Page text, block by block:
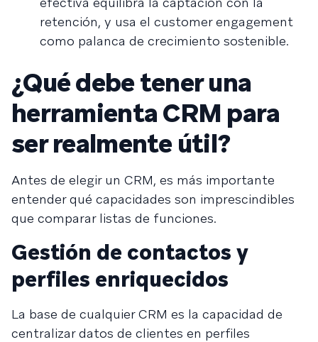
retención, y usa el customer engagement
como palanca de crecimiento sostenible.
¿Qué debe tener una
herramienta CRM para
ser realmente útil?
Antes de elegir un CRM, es más importante
entender qué capacidades son imprescindibles
que comparar listas de funciones.
Gestión de contactos y
perfiles enriquecidos
La base de cualquier CRM es la capacidad de
centralizar datos de clientes en perfiles